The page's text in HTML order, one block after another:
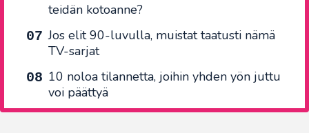
teidän kotoanne?
Jos elit 90-luvulla, muistat taatusti nämä
TV-sarjat
10 noloa tilannetta, joihin yhden yön juttu
voi päättyä